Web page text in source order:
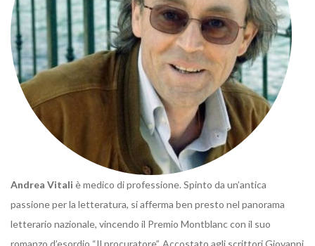
Andrea Vitali è medico di professione. Spinto da un’antica
passione per la letteratura, si afferma ben presto nel panorama
letterario nazionale, vincendo il Premio Montblanc con il suo
romanzo d’esordio “Il procuratore”. Accostato agli scrittori Giovanni